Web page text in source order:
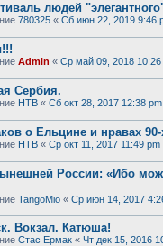
людей
780325 « Сб июн 22, 2019 9:46
Admin « Ср май 09, 2018 10:26
Сербия.
НТВ « Сб окт 28, 2017 12:38 pm
о Ельцине и нравах 90-
НТВ « Ср окт 11, 2017 11:49 pm
России: «Ибо
TangoMio « Ср июн 14, 2017
Вокзал. Катюша!
Стас Ермак « Чт дек 15, 2016